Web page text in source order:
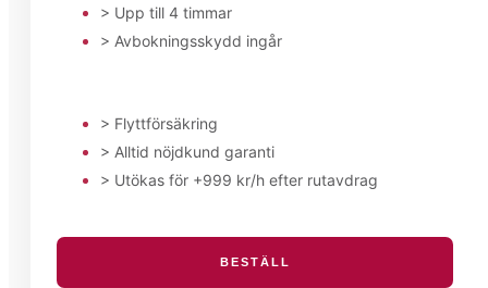
> Upp till 4 timmar
> Avbokningsskydd ingår
> Flyttförsäkring
> Alltid nöjdkund garanti
> Utökas för +999 kr/h efter rutavdrag
BESTÄLL